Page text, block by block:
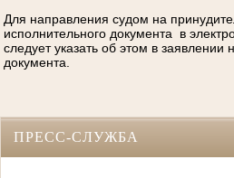
Для направления судом на
исполнительного документа в
следует указать об этом в заявлении
документа.
ПРЕСС-СЛУЖБА